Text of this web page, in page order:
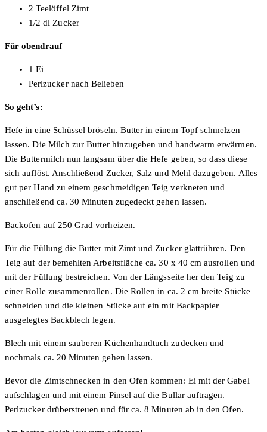
2 Teelöffel Zimt
1/2 dl Zucker
Für obendrauf
1 Ei
Perlzucker nach Belieben
So geht’s:
Hefe in eine Schüssel bröseln. Butter in einem Topf schmelzen
lassen. Die Milch zur Butter hinzugeben und handwarm erwärmen.
Die Buttermilch nun langsam über die Hefe geben, so dass diese
sich auflöst. Anschließend Zucker, Salz und Mehl dazugeben. Alles
gut per Hand zu einem geschmeidigen Teig verkneten und
anschließend ca. 30 Minuten zugedeckt gehen lassen.
Backofen auf 250 Grad vorheizen.
Für die Füllung die Butter mit Zimt und Zucker glattrühren. Den
Teig auf der bemehlten Arbeitsfläche ca. 30 x 40 cm ausrollen und
mit der Füllung bestreichen. Von der Längsseite her den Teig zu
einer Rolle zusammenrollen. Die Rollen in ca. 2 cm breite Stücke
schneiden und die kleinen Stücke auf ein mit Backpapier
ausgelegtes Backblech legen.
Blech mit einem sauberen Küchenhandtuch zudecken und
nochmals ca. 20 Minuten gehen lassen.
Bevor die Zimtschnecken in den Ofen kommen: Ei mit der Gabel
aufschlagen und mit einem Pinsel auf die Bullar auftragen.
Perlzucker drüberstreuen und für ca. 8 Minuten ab in den Ofen.